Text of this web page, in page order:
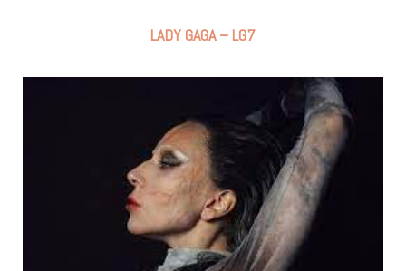
LADY GAGA – LG7